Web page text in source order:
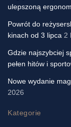
ulepszoną
Powrót do
kinach od 3 lipca 2
Gdzie najszybciej
pełen hitów i
Nowe wydanie
2026
Kategorie